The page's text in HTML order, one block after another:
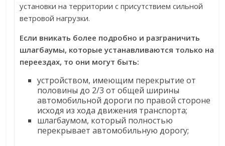
установки на территории с присутствием сильной
ветровой нагрузки.
Если вникать более подробно и разграничить
шлагбаумы, которые устанавливаются только на
переездах, то они могут быть:
устройством, имеющим перекрытие от
половины до 2/3 от общей ширины
автомобильной дороги по правой стороне
исходя из хода движения транспорта;
шлагбаумом, который полностью
перекрывает автомобильную дорогу;